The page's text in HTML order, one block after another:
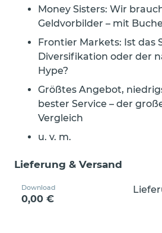
Money Sisters: Wir
Geldvorbilder – mit
Frontier Markets: Ist das
Diversifikation oder der
Hype?
Größtes Angebot,
bester Service – der
Vergleich
u. v. m.
Lieferung & Versand
Download
0,00 €